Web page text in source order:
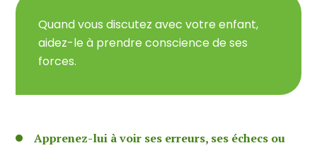
Quand vous discutez avec votre enfant,
aidez-le à prendre conscience de ses
forces.
Apprenez-lui à voir ses erreurs, ses échecs ou